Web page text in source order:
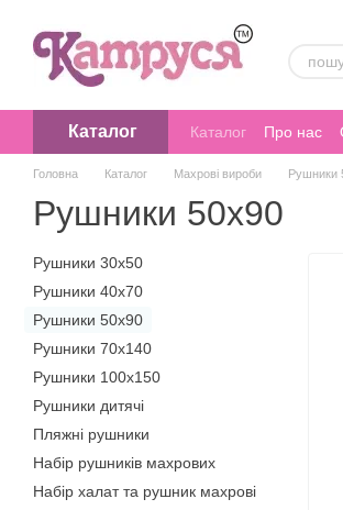
Каталог Каталог Про нас
Головна Каталог Махрові вироби Рушники
Рушники 50х90
Рушники 30х50
Рушники 40х70
Рушники 50х90
Рушники 70х140
Рушники 100х150
Рушники дитячі
Пляжні рушники
Набір рушників махрових
Набір халат та рушник махрові